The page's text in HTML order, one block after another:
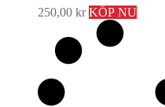
250,00 kr KÖP NU